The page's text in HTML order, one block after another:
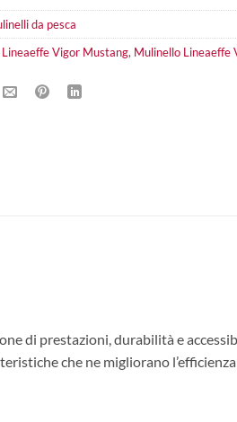
da pesca
Vigor Mustang, Mulinello Lineaeffe
di prestazioni, durabilità e
che ne migliorano